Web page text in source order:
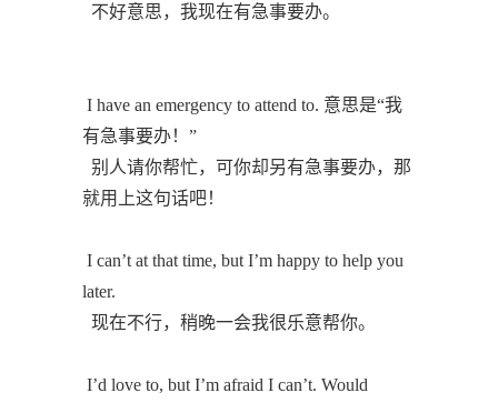
不好意思，我现在有急事要办。
I have an emergency to attend to. 意思是“我
有急事要办！”
别人请你帮忙，可你却另有急事要办，那
就用上这句话吧！
I can’t at that time, but I’m happy to help you
later.
现在不行，稍晚一会我很乐意帮你。
I’d love to, but I’m afraid I can’t. Would